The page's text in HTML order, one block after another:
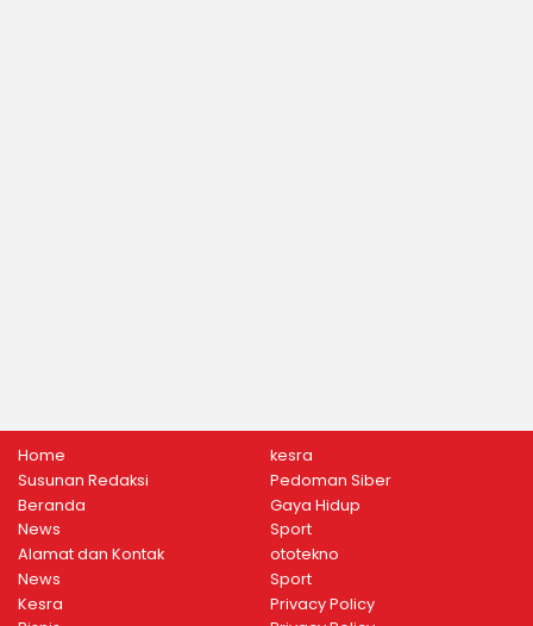
Home
Susunan Redaksi
Beranda
News
Alamat dan Kontak
News
Kesra
kesra
Pedoman Siber
Gaya Hidup
Sport
ototekno
Sport
Privacy Policy